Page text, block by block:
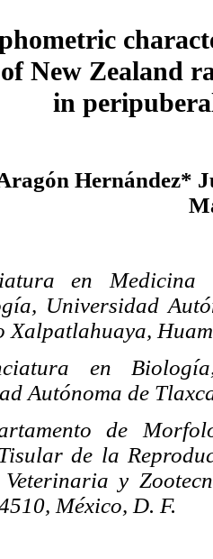
New Zealand
in
Hernández*
en Medicina
Universidad
Xalpatlahuaya,
en
Autónoma de
de
de la
y
México, D. F.